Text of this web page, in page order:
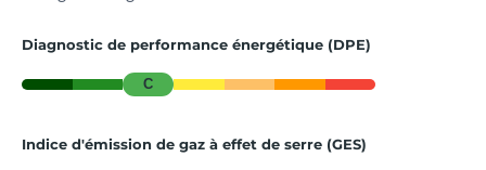
Diagnostic de performance énergétique (DPE)
C
Indice d'émission de gaz à effet de serre (GES)